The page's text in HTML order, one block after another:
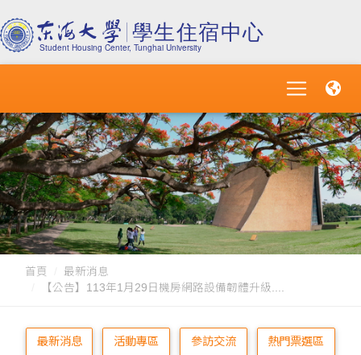
首頁
最新消息
【公告】113年1月29日機房網路設備韌體升級....
最新消息 活動專區 參訪交流 熱門票選區